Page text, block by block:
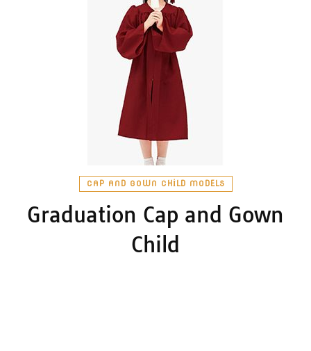
CAP AND GOWN CHILD MODELS
Graduation Cap and Gown
Child